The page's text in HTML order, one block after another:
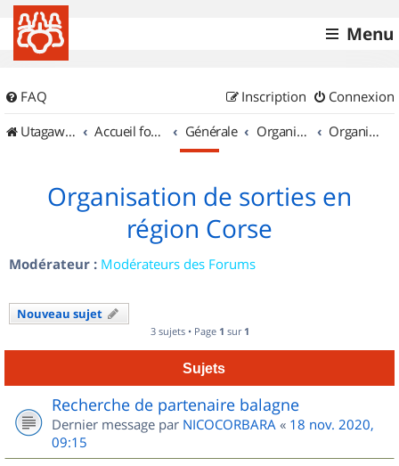
Menu
FAQ Connexion
Inscription
UtagawaVTT (Randos VTT et VTTAE avec traces GPS)
Accueil forum Générale Organisation de sorties & Recherche de partenaires Organisation de sorties en région Corse
Organisation de sorties en
région Corse
Modérateur : Modérateurs des Forums
Nouveau sujet
3 sujets • Page 1 sur 1
Sujets
Recherche de partenaire balagne
Dernier message par NICOCORBARA « 18 nov. 2020,
09:15